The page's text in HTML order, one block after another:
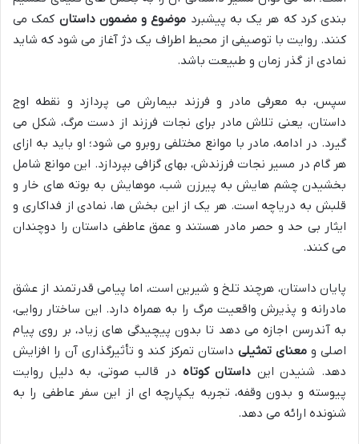
بندی کرد که هر یک به پیشبرد موضوع و مضمون داستان کمک می
کنند. روایت با توصیفی از محیط اطراف یک دژ آغاز می شود که شاید
نمادی از گذر زمان و طبیعت باشد.
سپس، به معرفی مادر و فرزند بیمارش می پردازد و نقطه اوج
داستان، یعنی تلاش مادر برای نجات فرزند از دست مرگ، شکل می
گیرد. در ادامه، مادر با موانع مختلفی روبرو می شود؛ او باید به ازای
هر گام در مسیر نجات فرزندش، بهای گزافی بپردازد. این موانع شامل
بخشیدن چشم هایش به پیرزن شب، موهایش به بوته های خار و
قلبش به دریاچه است. هر یک از این بخش ها، نمادی از فداکاری و
ایثار بی حد و حصر مادر هستند و عمق عاطفی داستان را دوچندان
می کنند.
پایان داستان، هرچند تلخ و شیرین است، اما پیامی قدرتمند از عشق
مادرانه و پذیرش واقعیت مرگ را به همراه دارد. این ساختار روایی،
به آندرسن اجازه می دهد تا بدون پیچیدگی های زیاد، بر روی پیام
اصلی و معنای تمثیلی داستان تمرکز کند و تأثیرگذاری آن را افزایش
دهد. شنیدن این داستان کوتاه در قالب صوتی، به دلیل روایت
پیوسته و بدون وقفه، تجربه یکپارچه ای از این سفر عاطفی را به
شنونده ارائه می دهد.